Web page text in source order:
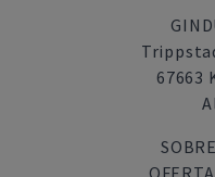
67663